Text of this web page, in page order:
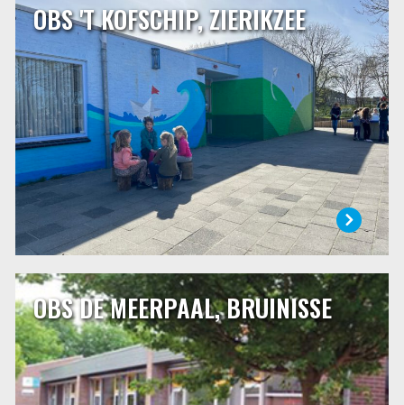
OBS 'T KOFSCHIP, ZIERIKZEE
OBS 'T KOFSCHIP, ZIERIKZEE
’t Kofschip geeft kinderen de ruimte, ruimte om te groeien
en te ontwikkelen. Die ruimte willen wij zeker bieden aan
onze leerlingen, maar daarnaast ook aan onszelf. Onze
school is de plek waar iedereen leert. De basisschool is een
belangrijke tijd uit het leven van kinderen, maar ook van
hun ouders.
LEES MEER
OBS DE MEERPAAL, BRUINISSE
OBS DE MEERPAAL, BRUINISSE
Openbare basisschool de Meerpaal is samen met twee
andere (bijzondere) scholen gevestigd in Bruinisse.
Afgelopen jaren hebben verschillende verbouwingen
plaatsgevonden, waardoor we meer ruimte tot onze
beschikking hebben gekregen. Verder is dit schooljaar ons
schoolplein vernieuwd en veranderd.